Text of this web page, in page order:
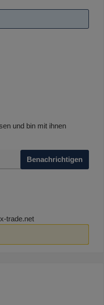
und bin mit ihnen
Benachrichtigen
trade.net